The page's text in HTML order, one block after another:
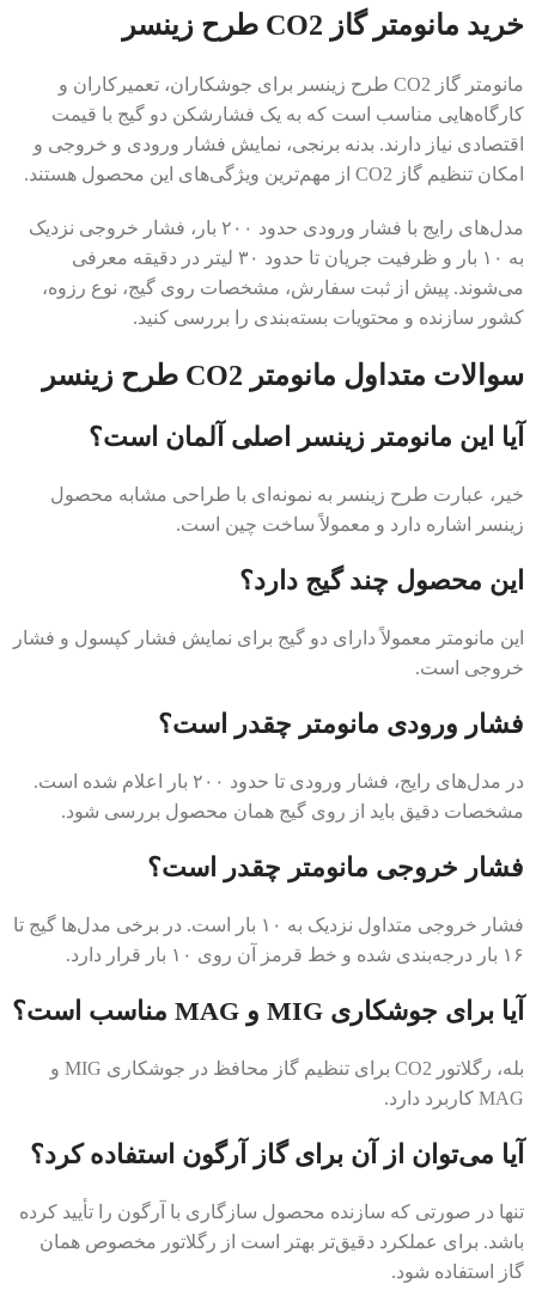
خرید مانومتر گاز CO2 طرح زینسر
مانومتر گاز CO2 طرح زینسر برای جوشکاران، تعمیرکاران و
کارگاه‌هایی مناسب است که به یک فشارشکن دو گیج با قیمت
اقتصادی نیاز دارند. بدنه برنجی، نمایش فشار ورودی و خروجی و
امکان تنظیم گاز CO2 از مهم‌ترین ویژگی‌های این محصول هستند.
مدل‌های رایج با فشار ورودی حدود ۲۰۰ بار، فشار خروجی نزدیک
به ۱۰ بار و ظرفیت جریان تا حدود ۳۰ لیتر در دقیقه معرفی
می‌شوند. پیش از ثبت سفارش، مشخصات روی گیج، نوع رزوه،
کشور سازنده و محتویات بسته‌بندی را بررسی کنید.
سوالات متداول مانومتر CO2 طرح زینسر
آیا این مانومتر زینسر اصلی آلمان است؟
خیر، عبارت طرح زینسر به نمونه‌ای با طراحی مشابه محصول
زینسر اشاره دارد و معمولاً ساخت چین است.
این محصول چند گیج دارد؟
این مانومتر معمولاً دارای دو گیج برای نمایش فشار کپسول و فشار
خروجی است.
فشار ورودی مانومتر چقدر است؟
در مدل‌های رایج، فشار ورودی تا حدود ۲۰۰ بار اعلام شده است.
مشخصات دقیق باید از روی گیج همان محصول بررسی شود.
فشار خروجی مانومتر چقدر است؟
فشار خروجی متداول نزدیک به ۱۰ بار است. در برخی مدل‌ها گیج تا
۱۶ بار درجه‌بندی شده و خط قرمز آن روی ۱۰ بار قرار دارد.
آیا برای جوشکاری MIG و MAG مناسب است؟
بله، رگلاتور CO2 برای تنظیم گاز محافظ در جوشکاری MIG و
MAG کاربرد دارد.
آیا می‌توان از آن برای گاز آرگون استفاده کرد؟
تنها در صورتی که سازنده محصول سازگاری با آرگون را تأیید کرده
باشد. برای عملکرد دقیق‌تر بهتر است از رگلاتور مخصوص همان
گاز استفاده شود.